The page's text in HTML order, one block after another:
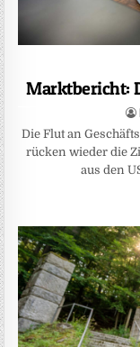
Marktbericht:
Die Flut an
rücken wieder die
aus den